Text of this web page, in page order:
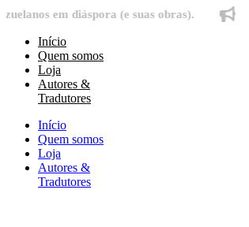
Ir
conteúdo
em diáspora (e suas obras).
Início
Quem somos
Loja
Autores &
Tradutores
Início
Quem somos
Loja
Autores &
Tradutores